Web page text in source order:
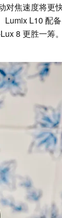
对焦速度将更
Lumix L10 配
8 更胜一筹。